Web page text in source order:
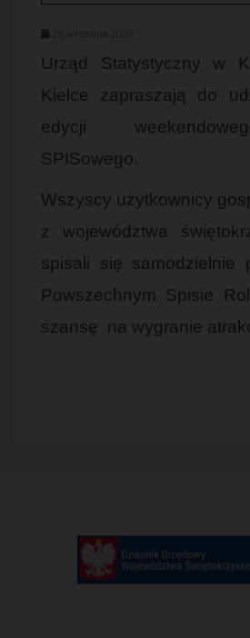
25 września 2020
Urząd Statystyczny w
Kielce zapraszają do
edycji
SPISowego.
Wszyscy użytkownicy
z województwa
spisali się samodzielnie
Powszechnym Spisie
szansę na wygranie